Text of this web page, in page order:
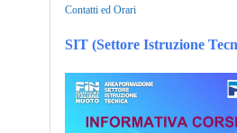
Contatti ed Orari
SIT (Settore Istruzione